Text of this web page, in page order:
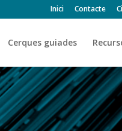
Inici Contacte
Cerques guiades